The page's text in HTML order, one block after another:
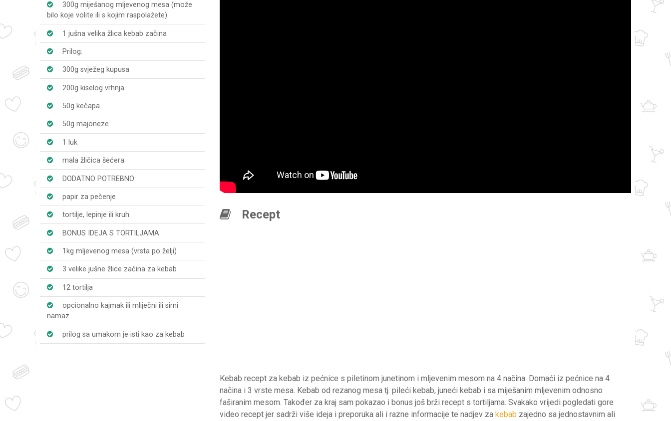
300g miješanog mljevenog mesa (može
bilo koje volite ili s kojim raspolažete)
1 jušna velika žlica kebab začina
Prilog:
300g svježeg kupusa
200g kiselog vrhnja
50g kečapa
50g majoneze
1 luk
mala žličica šećera
DODATNO POTREBNO:
papir za pečenje
tortilje, lepinje ili kruh
BONUS IDEJA S TORTILJAMA:
1kg mljevenog mesa (vrsta po želji)
3 velike jušne žlice začina za kebab
12 tortilja
opcionalno kajmak ili mliječni ili sirni
namaz
prilog sa umakom je isti kao za kebab
Recept
Kebab recept za kebab iz pećnice s piletinom junetinom i mljevenim mesom na 4 načina. Domaći iz pećnice na 4
načina i 3 vrste mesa. Kebab od rezanog mesa tj. pileći kebab, juneći kebab i sa miješanim mljevenim odnosno
faširanim mesom. Također za kraj sam pokazao i bonus još brži recept s tortiljama. Svakako vrijedi pogledati gore
video recept jer sadrži više ideja i preporuka ali i razne informacije te nadjev za kebab zajedno sa jednostavnim ali